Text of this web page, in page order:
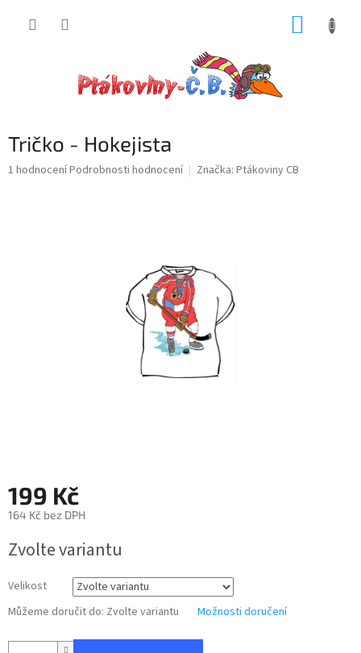
Tričko - Hokejista
Průměrné
1 hodnoceníPodrobnosti hodnocení Značka: Ptákoviny CB
199 Kč
164 Kč bez DPH
cena:
Zvolte variantu
Velikost
Můžeme doručit do: Zvolte variantu Možnosti doručení